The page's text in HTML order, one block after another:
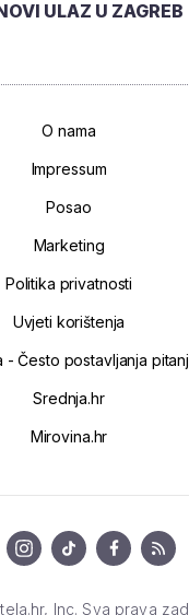
ULAZ U ZAGREB
O nama
Impressum
Posao
Marketing
Politika privatnosti
Uvjeti korištenja
- Često postavljanja
Srednja.hr
Mirovina.hr
Inc. Sva prava